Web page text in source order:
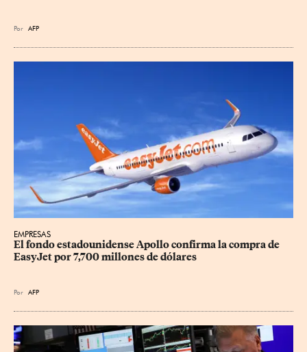
Por AFP
EMPRESAS
El fondo estadounidense Apollo confirma la compra de
EasyJet por 7,700 millones de dólares
Por AFP